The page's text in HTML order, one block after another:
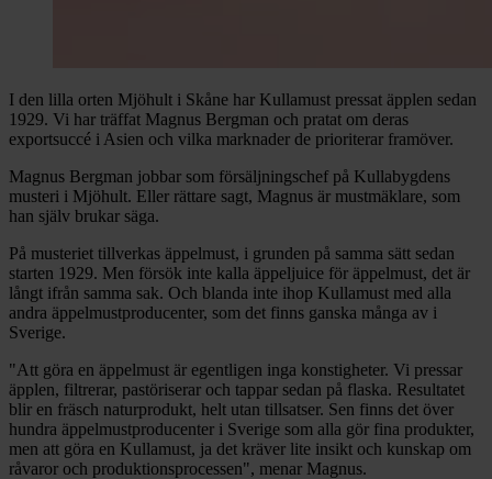
I den lilla orten Mjöhult i Skåne har Kullamust pressat äpplen sedan
1929. Vi har träffat Magnus Bergman och pratat om deras
exportsuccé i Asien och vilka marknader de prioriterar framöver.
Magnus Bergman jobbar som försäljningschef på Kullabygdens
musteri i Mjöhult. Eller rättare sagt, Magnus är mustmäklare, som
han själv brukar säga.
På musteriet tillverkas äppelmust, i grunden på samma sätt sedan
starten 1929. Men försök inte kalla äppeljuice för äppelmust, det är
långt ifrån samma sak. Och blanda inte ihop Kullamust med alla
andra äppelmustproducenter, som det finns ganska många av i
Sverige.
"Att göra en äppelmust är egentligen inga konstigheter. Vi pressar
äpplen, filtrerar, pastöriserar och tappar sedan på flaska. Resultatet
blir en fräsch naturprodukt, helt utan tillsatser. Sen finns det över
hundra äppelmustproducenter i Sverige som alla gör fina produkter,
men att göra en Kullamust, ja det kräver lite insikt och kunskap om
råvaror och produktionsprocessen", menar Magnus.